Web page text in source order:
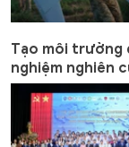
Tạo môi trường
nghiệm nghiên